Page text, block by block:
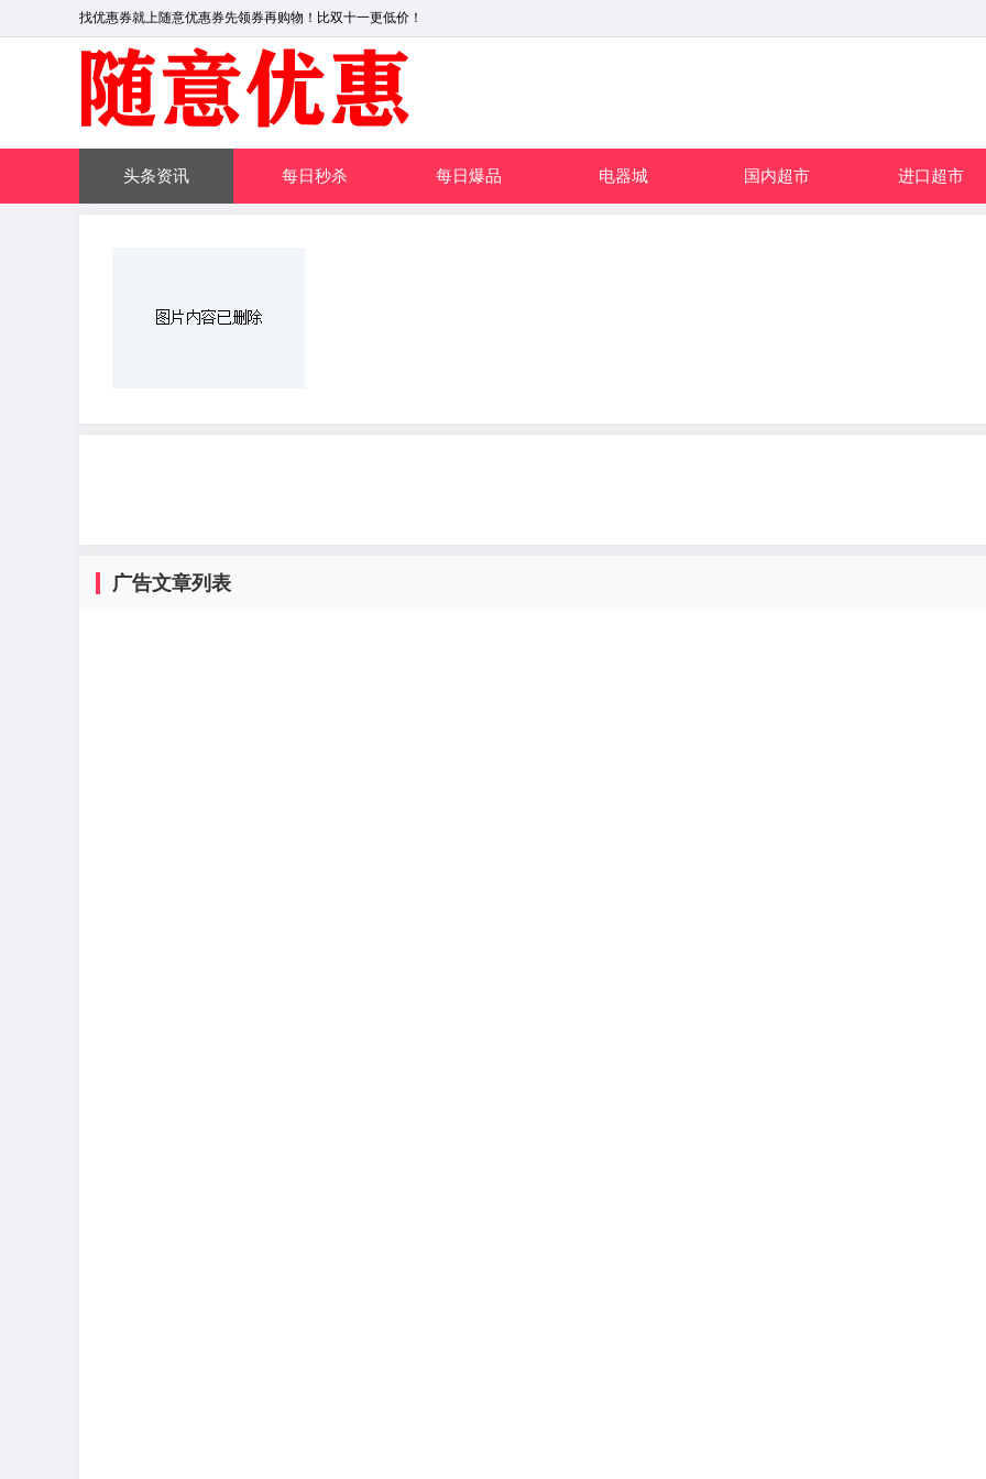
找优惠券就上随意优惠券先领券再购物！比双十一更低价！
头条资讯 每日秒杀 每日爆品 电器城 国内超市 进口超市
广告文章列表